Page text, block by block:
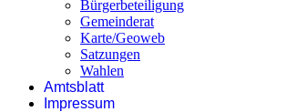
Bürgerbeteiligung
Gemeinderat
Karte/Geoweb
Satzungen
Wahlen
Amtsblatt
Impressum